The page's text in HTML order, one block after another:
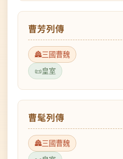
曹芳列傳
三國曹魏
皇室
曹髦列傳
三國曹魏
皇室